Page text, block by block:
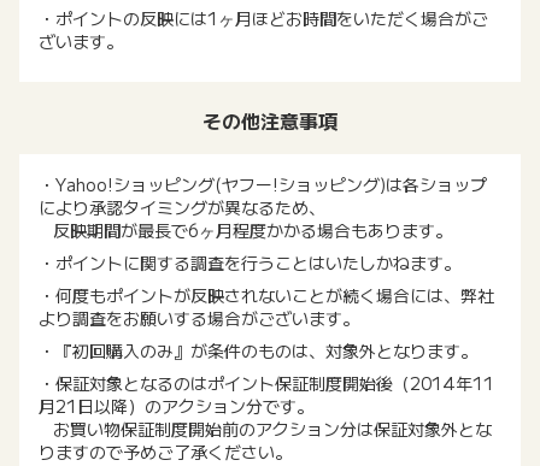
・ポイントの反映には1ヶ月ほどお時間をいただく場合がご
ざいます。
その他注意事項
・Yahoo!ショッピング(ヤフー!ショッピング)は各ショップ
により承認タイミングが異なるため、
反映期間が最長で6ヶ月程度かかる場合もあります。
・ポイントに関する調査を行うことはいたしかねます。
・何度もポイントが反映されないことが続く場合には、弊社
より調査をお願いする場合がございます。
・『初回購入のみ』が条件のものは、対象外となります。
・保証対象となるのはポイント保証制度開始後（2014年11
月21日以降）のアクション分です。
お買い物保証制度開始前のアクション分は保証対象外とな
りますので予めご了承ください。